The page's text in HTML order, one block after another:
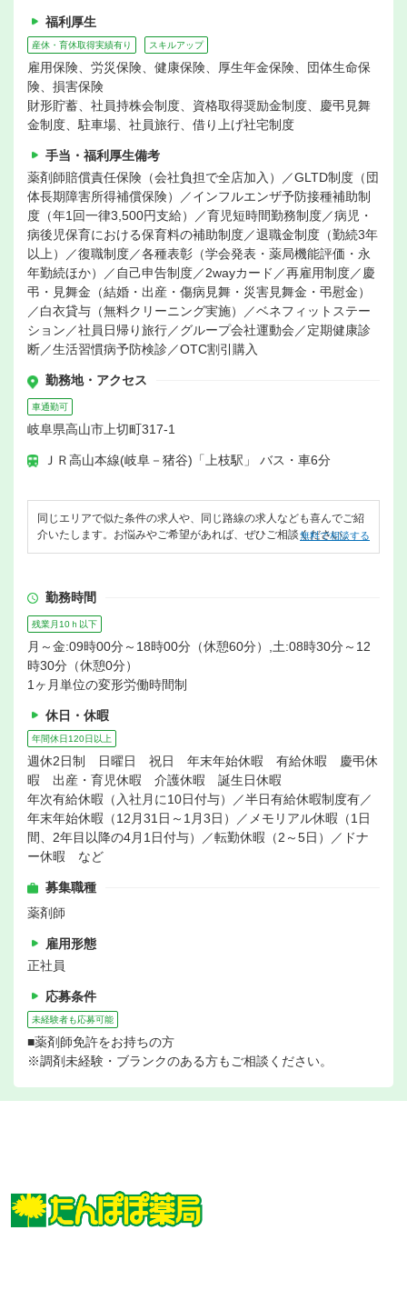
福利厚生
産休・育休取得実績有り スキルアップ
雇用保険、労災保険、健康保険、厚生年金保険、団体生命保
険、損害保険
財形貯蓄、社員持株会制度、資格取得奨励金制度、慶弔見舞
金制度、駐車場、社員旅行、借り上げ社宅制度
手当・福利厚生備考
薬剤師賠償責任保険（会社負担で全店加入）／GLTD制度（団
体長期障害所得補償保険）／インフルエンザ予防接種補助制
度（年1回一律3,500円支給）／育児短時間勤務制度／病児・
病後児保育における保育料の補助制度／退職金制度（勤続3年
以上）／復職制度／各種表彰（学会発表・薬局機能評価・永
年勤続ほか）／自己申告制度／2wayカード／再雇用制度／慶
弔・見舞金（結婚・出産・傷病見舞・災害見舞金・弔慰金）
／白衣貸与（無料クリーニング実施）／ベネフィットステー
ション／社員日帰り旅行／グループ会社運動会／定期健康診
断／生活習慣病予防検診／OTC割引購入
勤務地・アクセス
車通勤可
岐阜県高山市上切町317-1
ＪＲ高山本線(岐阜－猪谷)「上枝駅」 バス・車6分
同じエリアで似た条件の求人や、同じ路線の求人なども喜んでご紹
介いたします。お悩みやご希望があれば、ぜひご相談ください。
無料で相談する
勤務時間
残業月10ｈ以下
月～金:09時00分～18時00分（休憩60分）,土:08時30分～12
時30分（休憩0分）
1ヶ月単位の変形労働時間制
休日・休暇
年間休日120日以上
週休2日制 日曜日 祝日 年末年始休暇 有給休暇 慶弔休
暇 出産・育児休暇 介護休暇 誕生日休暇
年次有給休暇（入社月に10日付与）／半日有給休暇制度有／
年末年始休暇（12月31日～1月3日）／メモリアル休暇（1日
間、2年目以降の4月1日付与）／転勤休暇（2～5日）／ドナ
ー休暇 など
募集職種
薬剤師
雇用形態
正社員
応募条件
未経験者も応募可能
■薬剤師免許をお持ちの方
※調剤未経験・ブランクのある方もご相談ください。